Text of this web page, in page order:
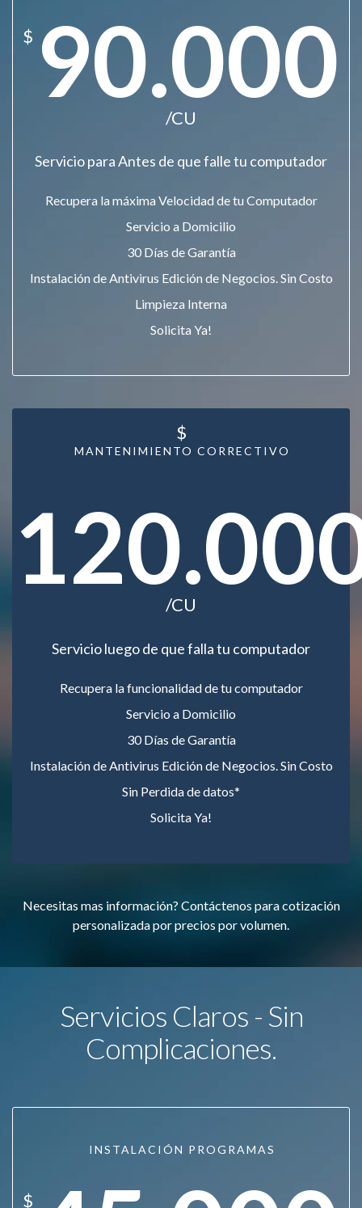
$ 90.000
/CU
Servicio para Antes de que falle tu computador
Recupera la máxima Velocidad de tu Computador
Servicio a Domicilio
30 Días de Garantía
Instalación de Antivirus Edición de Negocios. Sin Costo
Limpieza Interna
Solicita Ya!
MANTENIMIENTO CORRECTIVO
$
/CU
Servicio luego de que falla tu computador
Recupera la funcionalidad de tu computador
Servicio a Domicilio
30 Días de Garantía
Instalación de Antivirus Edición de Negocios. Sin Costo
Sin Perdida de datos*
Solicita Ya!
Necesitas mas información? Contáctenos para cotización
personalizada por precios por volumen.
Servicios Claros - Sin
Complicaciones.
INSTALACIÓN PROGRAMAS
$